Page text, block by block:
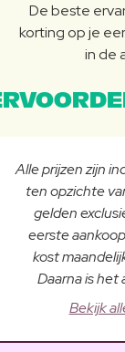
De beste
korting op je
in de
Alle prijzen zijn
ten opzichte
gelden
eerste
kost
Daarna is
Bekijk